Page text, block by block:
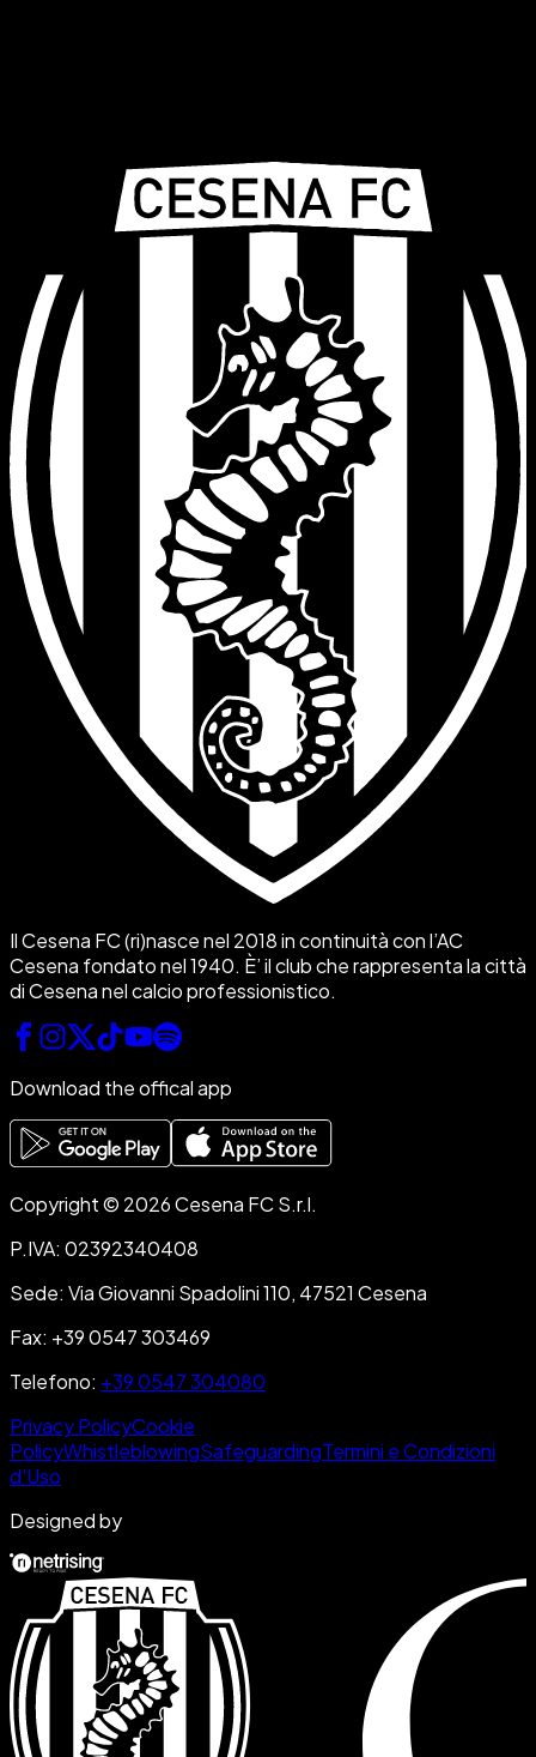
Il Cesena FC (ri)nasce nel 2018 in continuità con l’AC
Cesena fondato nel 1940. È’ il club che rappresenta la città
di Cesena nel calcio professionistico.
Download the offical app
Copyright © 2026 Cesena FC S.r.l.
P.IVA: 02392340408
Sede: Via Giovanni Spadolini 110, 47521 Cesena
Fax: +39 0547 303469
Telefono: +39 0547 304080
Privacy PolicyCookie
PolicyWhistleblowingSafeguardingTermini e Condizioni
d'Uso
Designed by